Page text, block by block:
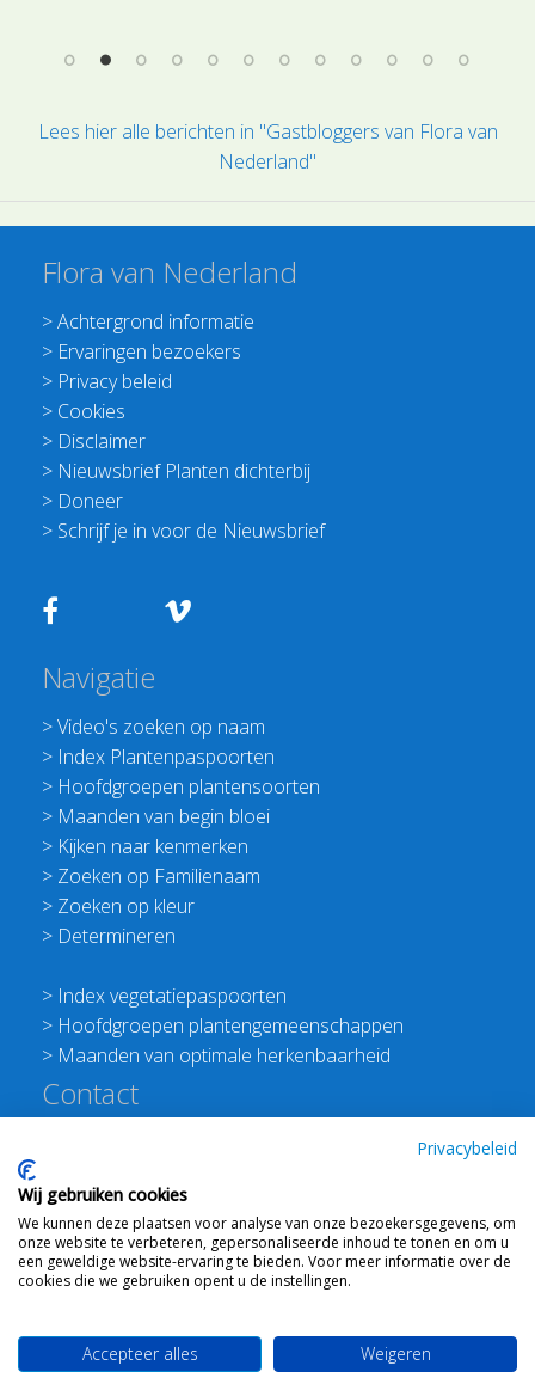
Lees hier alle berichten in "Gastbloggers van Flora van
Nederland"
Flora van Nederland
>Achtergrond informatie
> Ervaringen bezoekers
> Privacy beleid
> Cookies
> Disclaimer
> Nieuwsbrief Planten dichterbij
> Doneer
> Schrijf je in voor de Nieuwsbrief
Navigatie
>Video's zoeken op naam
> Index Plantenpaspoorten
> Hoofdgroepen plantensoorten
> Maanden van begin bloei
> Kijken naar kenmerken
> Zoeken op Familienaam
> Zoeken op kleur
> Determineren
> Index vegetatiepaspoorten
> Hoofdgroepen plantengemeenschappen
> Maanden van optimale herkenbaarheid
Contact
E:info@floravannederland.nl
Plein 1992 70F 6221JP Maastricht
T: 06 41237586
KVK: 76114821 btw: NL860512289B01
Privacybeleid
Wij gebruiken cookies
We kunnen deze plaatsen voor analyse van onze bezoekersgegevens, om
onze website te verbeteren, gepersonaliseerde inhoud te tonen en om u
een geweldige website-ervaring te bieden. Voor meer informatie over de
cookies die we gebruiken opent u de instellingen.
Accepteer alles Weigeren